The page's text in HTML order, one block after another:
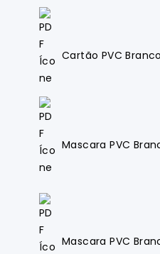
Cartão PVC
Mascara PVC
Mascara PVC